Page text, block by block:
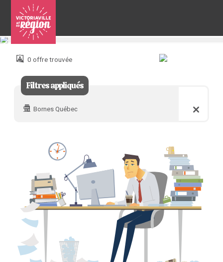
Pour
joindre 0 offre trouvée
Filtres appliqués
Bornes Québec